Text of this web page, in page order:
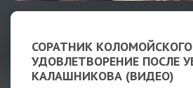
СОРАТНИК
УДОВЛЕТВОРЕНИЕ ПОСЛЕ
КАЛАШНИКОВА (ВИДЕО)